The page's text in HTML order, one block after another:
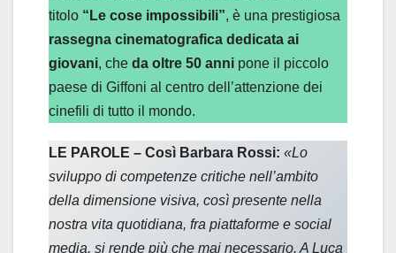
titolo “Le cose impossibili”, è una prestigiosa
rassegna cinematografica dedicata ai
giovani, che da oltre 50 anni pone il piccolo
paese di Giffoni al centro dell’attenzione dei
cinefili di tutto il mondo.
LE PAROLE – Così Barbara Rossi: «Lo
sviluppo di competenze critiche nell’ambito
della dimensione visiva, così presente nella
nostra vita quotidiana, fra piattaforme e social
media, si rende più che mai necessario. A Luca